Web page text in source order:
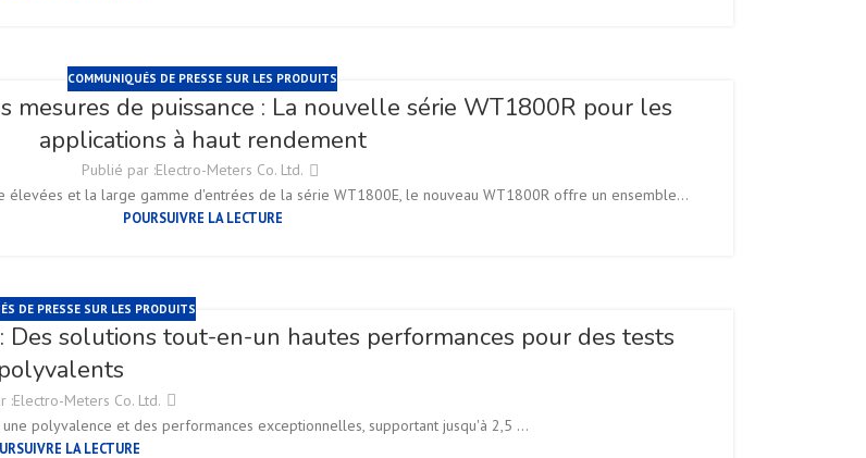
COMMUNIQUÉS DE PRESSE SUR LES PRODUITS
mesures de puissance : La nouvelle série WT1800R pour les
applications à haut rendement
Publié par :Electro-Meters Co. Ltd.
élevées et la large gamme d'entrées de la série WT1800E, le nouveau WT1800R offre un ensemble...
POURSUIVRE LA LECTURE
DE PRESSE SUR LES PRODUITS
Des solutions tout-en-un hautes performances pour des tests
polyvalents
:Electro-Meters Co. Ltd.
polyvalence et des performances exceptionnelles, supportant jusqu'à 2,5 ...
LA LECTURE